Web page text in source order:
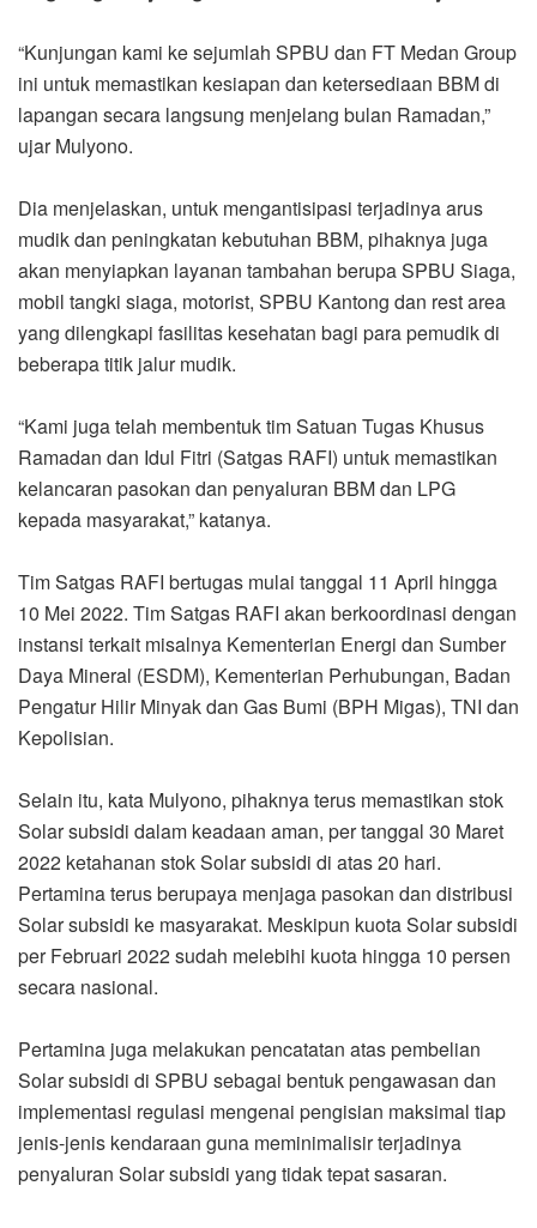
“Kunjungan kami ke sejumlah SPBU dan FT Medan Group
ini untuk memastikan kesiapan dan ketersediaan BBM di
lapangan secara langsung menjelang bulan Ramadan,”
ujar Mulyono.
Dia menjelaskan, untuk mengantisipasi terjadinya arus
mudik dan peningkatan kebutuhan BBM, pihaknya juga
akan menyiapkan layanan tambahan berupa SPBU Siaga,
mobil tangki siaga, motorist, SPBU Kantong dan rest area
yang dilengkapi fasilitas kesehatan bagi para pemudik di
beberapa titik jalur mudik.
“Kami juga telah membentuk tim Satuan Tugas Khusus
Ramadan dan Idul Fitri (Satgas RAFI) untuk memastikan
kelancaran pasokan dan penyaluran BBM dan LPG
kepada masyarakat,” katanya.
Tim Satgas RAFI bertugas mulai tanggal 11 April hingga
10 Mei 2022. Tim Satgas RAFI akan berkoordinasi dengan
instansi terkait misalnya Kementerian Energi dan Sumber
Daya Mineral (ESDM), Kementerian Perhubungan, Badan
Pengatur Hilir Minyak dan Gas Bumi (BPH Migas), TNI dan
Kepolisian.
Selain itu, kata Mulyono, pihaknya terus memastikan stok
Solar subsidi dalam keadaan aman, per tanggal 30 Maret
2022 ketahanan stok Solar subsidi di atas 20 hari.
Pertamina terus berupaya menjaga pasokan dan distribusi
Solar subsidi ke masyarakat. Meskipun kuota Solar subsidi
per Februari 2022 sudah melebihi kuota hingga 10 persen
secara nasional.
Pertamina juga melakukan pencatatan atas pembelian
Solar subsidi di SPBU sebagai bentuk pengawasan dan
implementasi regulasi mengenai pengisian maksimal tiap
jenis-jenis kendaraan guna meminimalisir terjadinya
penyaluran Solar subsidi yang tidak tepat sasaran.